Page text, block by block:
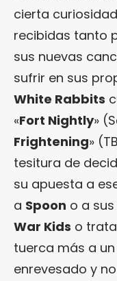
cierta
recibidas tanto
sus nuevas
sufrir en sus
White Rabbits
«Fort Nightly»
Frightening»
tesitura de
su apuesta a
a Spoon o a
War Kids o
tuerca más a
enrevesado y